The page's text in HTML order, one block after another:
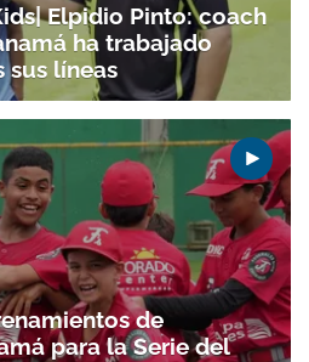
Elpidio Pinto: coach
ha trabajado
sus líneas
de
para la Serie del